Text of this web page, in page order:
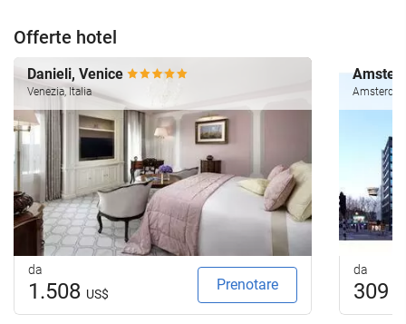
Offerte hotel
Danieli, Venice
Venezia, Italia
da
1.508 US$
Prenotare
da
309